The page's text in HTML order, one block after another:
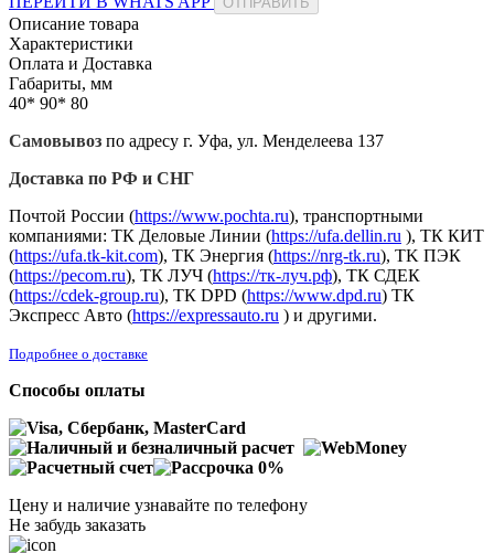
Описание товара
Характеристики
Оплата и Доставка
Габариты, мм
40* 90* 80
Самовывоз по адресу г. Уфа, ул. Менделеева 137
Доставка по РФ и СНГ
Почтой России (https://www.pochta.ru), транспортными
компаниями: ТК Деловые Линии (https://ufa.dellin.ru ), ТК КИТ
(https://ufa.tk-kit.com), ТК Энергия (https://nrg-tk.ru), ТK ПЭК
(https://pecom.ru), ТК ЛУЧ (https://тк-луч.рф), ТК СДЕК
(https://cdek-group.ru), ТК DPD (https://www.dpd.ru) ТК
Экспресс Авто (https://expressauto.ru ) и другими.
Подробнее о доставке
Способы оплаты
Цену и наличие узнавайте по телефону
Не забудь заказать